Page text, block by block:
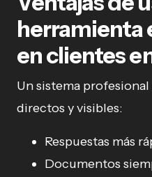
herramienta
en clientes
Un sistema
directos y visibles:
Respuestas más
Documentos